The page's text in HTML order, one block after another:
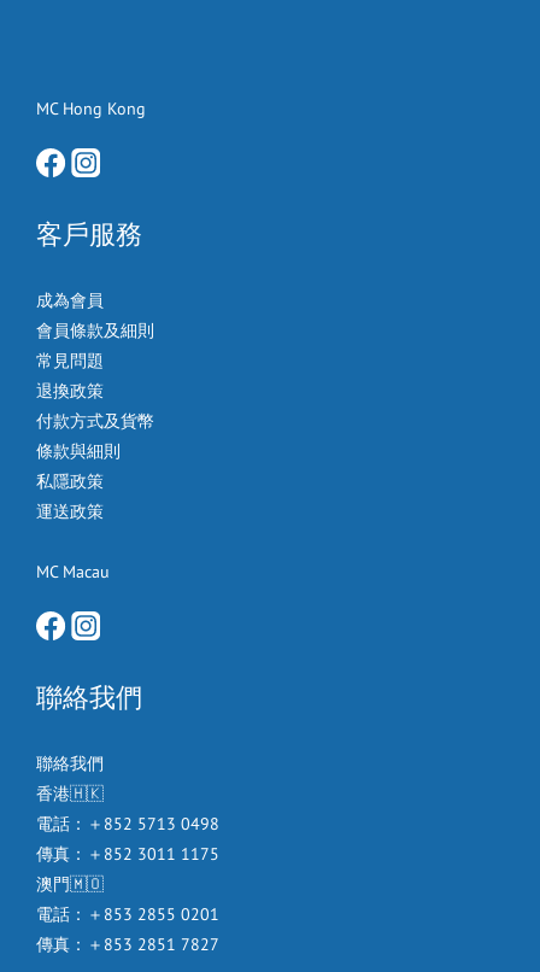
MC Hong Kong
客戶服務
成為會員
會員條款及細則
常見問題
退換政策
付款方式及貨幣
條款與細則
私隱政策
運送政策
MC Macau
聯絡我們
聯絡我們
香港🇭🇰
電話：＋852 5713 0498
傳真：＋852 3011 1175
澳門🇲🇴
電話：＋853 2855 0201
傳真：＋853 2851 7827